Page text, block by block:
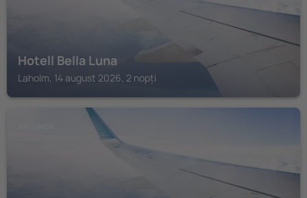
Hotell Bella Luna
Laholm, 14 august 2026, 2 nopți